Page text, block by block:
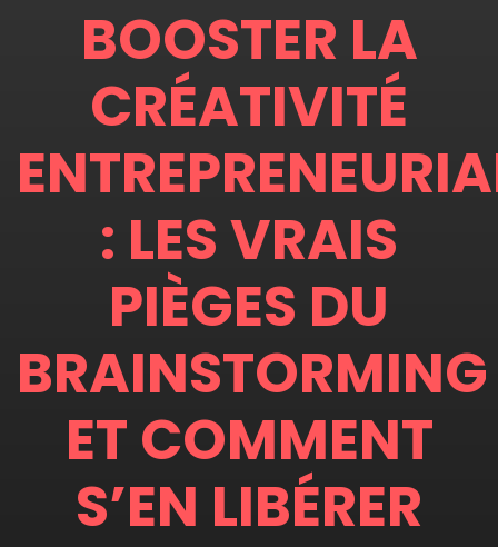
BOOSTER LA
CRÉATIVITÉ
: LES VRAIS
PIÈGES DU
BRAINSTORMING
ET COMMENT
S’EN LIBÉRER